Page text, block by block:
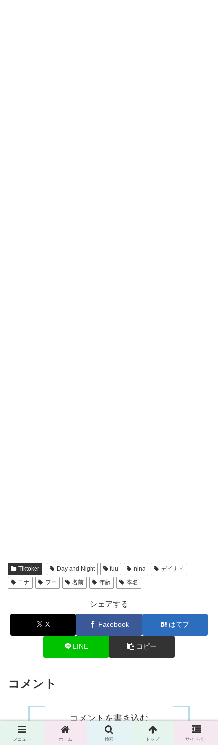
Tiktoker Day and Night fuu nina
デイナイ
ニナ
フー 名前 年齢 本名
シェアする
X Facebook はてブ
LINE コピー
コメント
コメントを書き込む
メニュー ホーム 検索 トップ サイドバー